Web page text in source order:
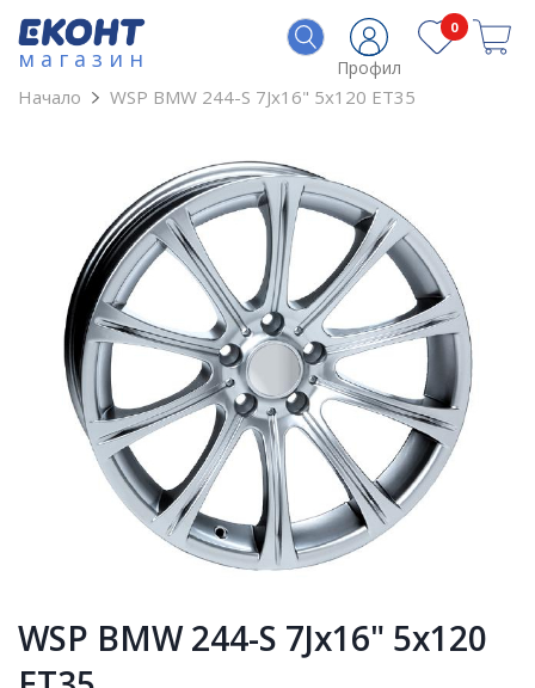
магазин Профил
0
Начало WSP BMW 244-S 7Jx16" 5x120 ET35
WSP BMW 244-S 7Jx16" 5x120